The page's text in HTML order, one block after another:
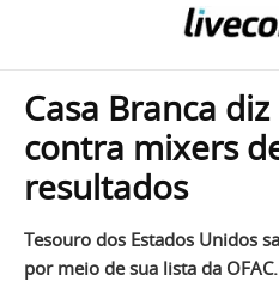
Casa Branca
contra mixers
resultados
Tesouro dos Estados Unidos
por meio de sua lista da OFAC.